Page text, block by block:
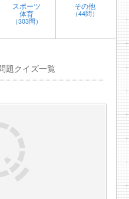
スポーツ
体育
（303問）
その他
（44問）
題クイズ一覧